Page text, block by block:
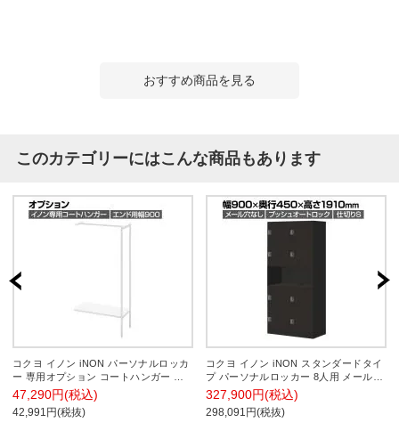
おすすめ商品を見る
このカテゴリーにはこんな商品もあります
コクヨ イノン iNON パーソナルロッカ
ー 専用オプション コートハンガー エ
ンド用 ホワイト 幅900mm
47,290円(税込)
42,991円(税抜)
コクヨ イノン iNON スタンダードタイ
プ パーソナルロッカー 8人用 メール穴
なし 庫内仕切りSタイプ 中段オープン
プッシュオートロック ブラック 幅
900×奥行450×高さ1910mm
327,900円(税込)
298,091円(税抜)